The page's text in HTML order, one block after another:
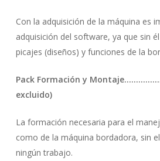
Con la adquisición de la máquina es
adquisición del software, ya que sin
picajes (diseños) y funciones de la
Pack Formación y
excluido)
La formación necesaria para el
como de la máquina bordadora, sin
ningún trabajo.